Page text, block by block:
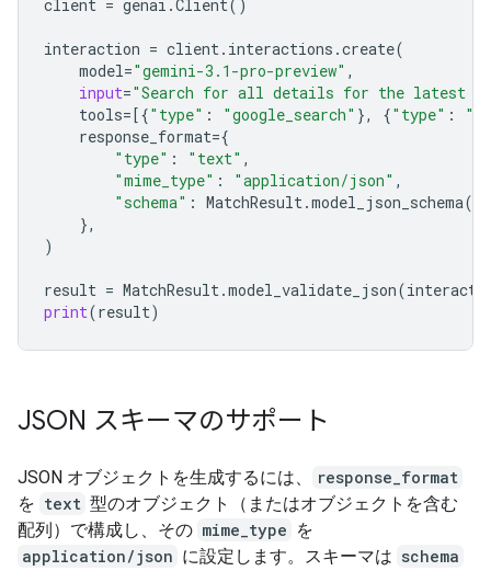
client = genai .Client()
interaction = client. interactions .create(
model="gemini-3.1-pro-preview" ,
input="Search for all details for the latest
tools=[{"type" : "google_search" }, {"type" :
response_format={
"type" : "text" ,
"mime_type" : "application/json" ,
"schema" : MatchResult.model_json_schema()
},
)
result = MatchResult.model_validate_json(
print(result)
JSON スキーマのサポート
JSON オブジェクトを生成するには、
response_format
を text 型のオブジェクト（またはオブジェクトを含む
配列）で構成し、その mime_type を
application/json に設定します。スキーマは schema